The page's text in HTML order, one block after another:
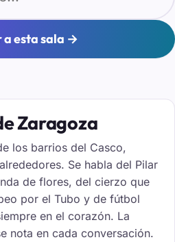
a esta sala →
Zaragoza
los barrios del Casco,
Se habla del Pilar
de flores, del cierzo que
por el Tubo y de fútbol
en el corazón. La
nota en cada conversación.